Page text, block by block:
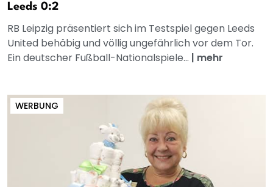
Leeds 0:2
RB Leipzig präsentiert sich im Testspiel gegen Leeds
United behäbig und völlig ungefährlich vor dem Tor.
Ein deutscher Fußball-Nationalspiele... | mehr
WERBUNG